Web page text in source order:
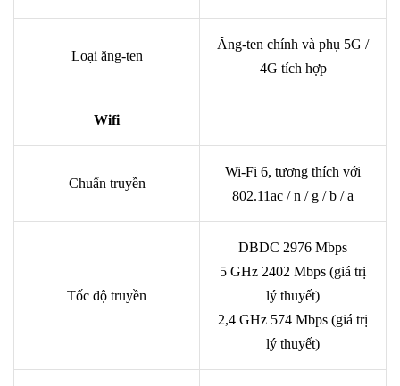
Loại ăng-ten
Ăng-ten chính và phụ 5G /
4G tích hợp
Wifi
Chuẩn truyền
Wi-Fi 6, tương thích với
802.11ac / n / g / b / a
Tốc độ truyền
DBDC 2976 Mbps
5 GHz 2402 Mbps (giá trị
lý thuyết)
2,4 GHz 574 Mbps (giá trị
lý thuyết)